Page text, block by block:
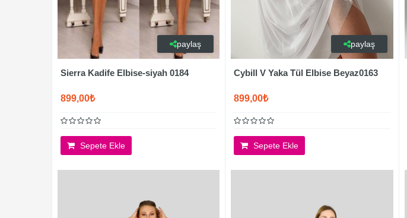
paylaş
Sierra Kadife Elbise-siyah 0184
899,00₺
Sepete Ekle
paylaş
Cybill V Yaka Tül Elbise Beyaz0163
899,00₺
Sepete Ekle